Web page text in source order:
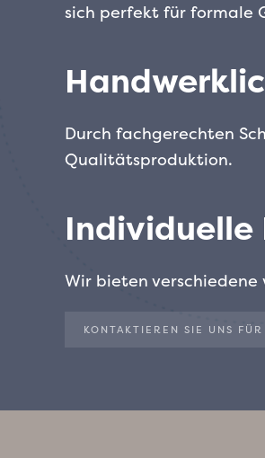
sich perfekt für formale
Durch fachgerechten
Qualitätsproduktion.
Individuelle
Wir bieten
KONTAKTIEREN SIE UNS